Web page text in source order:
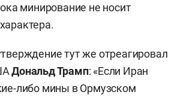
минирование не носит
тут же отреагировал
Дональд Трамп: «Если Иран
либо мины в Ормузском